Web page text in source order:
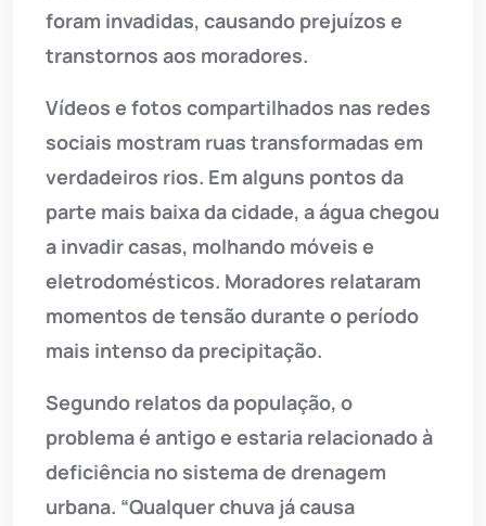
foram invadidas, causando prejuízos e
transtornos aos moradores.
Vídeos e fotos compartilhados nas redes
sociais mostram ruas transformadas em
verdadeiros rios. Em alguns pontos da
parte mais baixa da cidade, a água chegou
a invadir casas, molhando móveis e
eletrodomésticos. Moradores relataram
momentos de tensão durante o período
mais intenso da precipitação.
Segundo relatos da população, o
problema é antigo e estaria relacionado à
deficiência no sistema de drenagem
urbana. “Qualquer chuva já causa